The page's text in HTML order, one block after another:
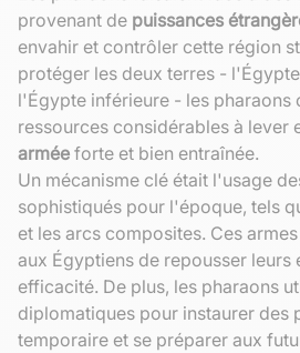
provenant de puissances
envahir et contrôler cette région
protéger les deux terres -
l'Égypte inférieure - les pharaons
ressources considérables à lever
armée forte et bien entraînée.
Un mécanisme clé était l'usage
sophistiqués pour l'époque, tels
et les arcs composites. Ces
aux Égyptiens de repousser leurs
efficacité. De plus, les pharaons
diplomatiques pour instaurer des
temporaire et se préparer aux